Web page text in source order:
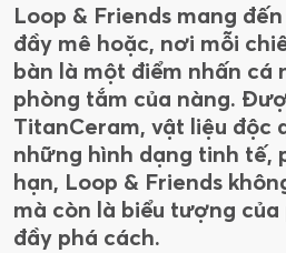
Loop & Friends mang
đầy mê hoặc, nơi mỗi
bàn là một điểm nhấn cá
phòng tắm của nàng.
TitanCeram, vật liệu độc
những hình dạng tinh tế,
hạn, Loop & Friends
mà còn là biểu tượng
đầy phá cách.